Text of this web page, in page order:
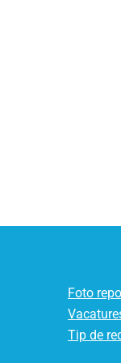
Foto
Tip de